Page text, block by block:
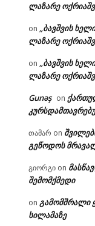
სახელი:
ელ.ფოსტა:
Website:
ლაზარე
on „ბავშვის
ლაზარე
on „ბავშვის
ლაზარე
Gunəş on
თამარ on
გეწოდოს
გიორგი on
შემომქმედი
on გამომშრალი
სილამაზე